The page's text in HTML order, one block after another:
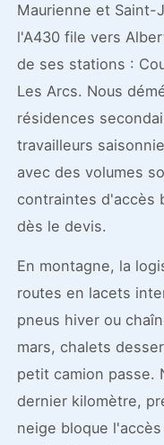
Maurienne et Saint-
l'A430 file vers
de ses stations :
Les Arcs. Nous
résidences
travailleurs
avec des volumes
contraintes d'accès
dès le devis.
En montagne, la
routes en lacets
pneus hiver ou
mars, chalets
petit camion passe.
dernier kilomètre,
neige bloque